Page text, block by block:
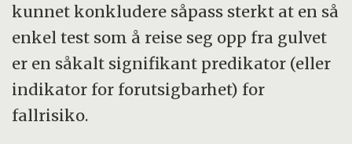
kunnet konkludere såpass sterkt at en så
enkel test som å reise seg opp fra gulvet
er en såkalt signifikant predikator (eller
indikator for forutsigbarhet) for
fallrisiko.